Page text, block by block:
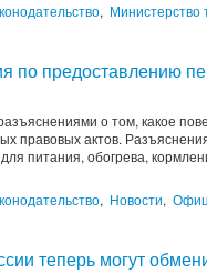
,
по предоставлению
о том, какое
правовых актов.
питания, обогрева,
, Новости,
теперь могут